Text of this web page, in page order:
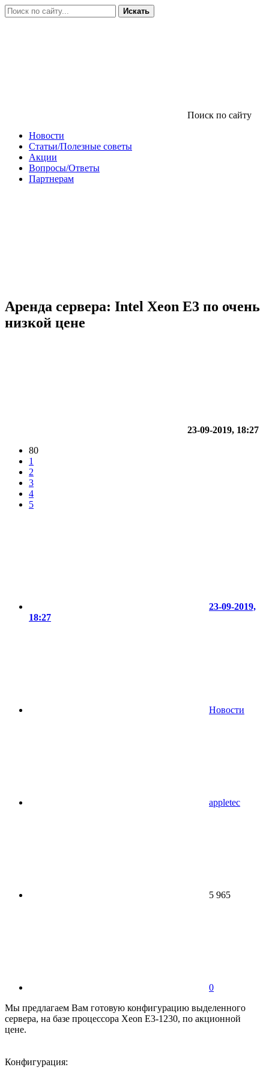
Искать
Поиск по сайту
Новости
Статьи/Полезные советы
Акции
Вопросы/Ответы
Партнерам
Аренда сервера: Intel Xeon E3 по очень
низкой цене
23-09-2019, 18:27
80
1
2
3
4
5
23-09-2019,
18:27
Новости
appletec
5 965
0
Мы предлагаем Вам готовую конфигурацию выделенного
сервера, на базе процессора Xeon E3-1230, по акционной
цене.
Конфигурация: